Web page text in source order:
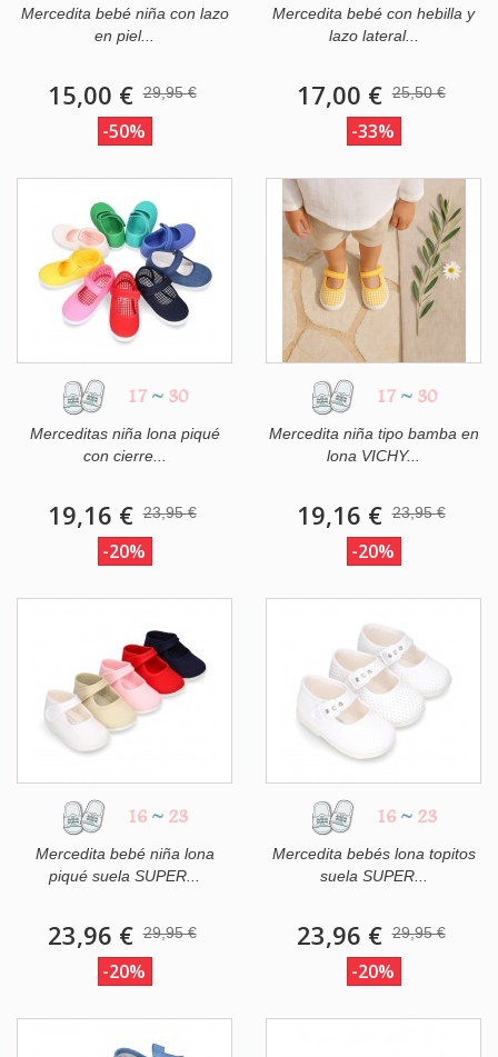
Mercedita bebé niña con lazo
en piel...
15,00 € 29,95 €
-50%
Mercedita bebé con hebilla y
lazo lateral...
17,00 € 25,50 €
-33%
17 ~ 30
Merceditas niña lona piqué
con cierre...
19,16 € 23,95 €
-20%
17 ~ 30
Mercedita niña tipo bamba en
lona VICHY...
19,16 € 23,95 €
-20%
16 ~ 23
Mercedita bebé niña lona
piqué suela SUPER...
23,96 € 29,95 €
-20%
16 ~ 23
Mercedita bebés lona topitos
suela SUPER...
23,96 € 29,95 €
-20%